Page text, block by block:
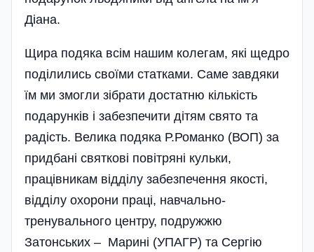
Діана.
Щира подяка всім нашим колегам, які щедро
поділились своїми статками. Саме завдяки
їм ми змогли зібрати достатню кількість
подарунків і забезпечити дітям свято та
радість. Велика подяка Р.Романко (ВОП) за
придбані святкові повітряні кульки,
працівникам відділу забезпечення якості,
відділу охорони праці, навчально-
тренувального центру, подружжю
Затонських – Марині (УПАГР) та Сергію